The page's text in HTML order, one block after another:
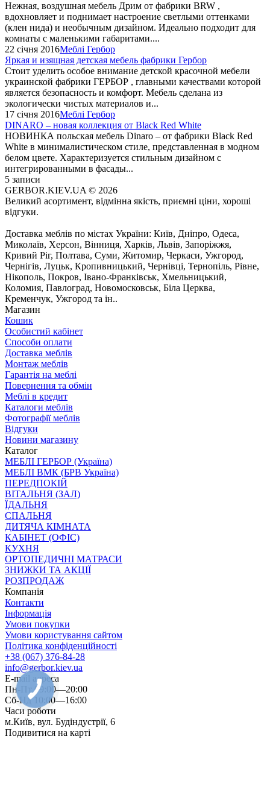
Нежная, воздушная мебель Дрим от фабрики BRW ,
вдохновляет и поднимает настроение светлыми оттенками
(клен нида) и необычным дизайном. Идеально подходит для
комнаты с маленькими габаритами....
22 січня 2016Меблі Гербор
Яркая и изящная детская мебель фабрики Гербор
Стоит уделить особое внимание детской красочной мебели
украинской фабрики ГЕРБОР , главными качествами которой
является безопасность и комфорт. Мебель сделана из
экологически чистых материалов и...
17 січня 2016Меблі Гербор
DINARO – новая коллекция от Black Red White
НОВИНКА польская мебель Dinaro – от фабрики Black Red
White в минималистическом стиле, представленная в модном
белом цвете. Характеризуется стильным дизайном с
интегрированными в фасады...
5 записи
GERBOR.KIEV.UA © 2026
Великий асортимент, відмінна якість, приємні ціни, хороші
відгуки.
Доставка меблів по містах України: Київ, Дніпро, Одеса,
Миколаїв, Херсон, Вінниця, Харків, Львів, Запоріжжя,
Кривий Ріг, Полтава, Суми, Житомир, Черкаси, Ужгород,
Чернігів, Луцьк, Кропивницький, Чернівці, Тернопіль, Рівне,
Нікополь, Покров, Івано-Франківськ, Хмельницький,
Коломия, Павлоград, Новомосковськ, Біла Церква,
Кременчук, Ужгород та ін..
Магазин
Кошик
Особистий кабінет
Способи оплати
Доставка меблів
Монтаж меблів
Гарантія на меблі
Повернення та обмін
Меблі в кредит
Каталоги меблів
Фотографії меблів
Відгуки
Новини магазину
Каталог
МЕБЛІ ГЕРБОР (Україна)
МЕБЛІ ВМК (БРВ Україна)
ПЕРЕДПОКІЙ
ВІТАЛЬНЯ (ЗАЛ)
ЇДАЛЬНЯ
СПАЛЬНЯ
ДИТЯЧА КІМНАТА
КАБІНЕТ (ОФІС)
КУХНЯ
ОРТОПЕДИЧНІ МАТРАСИ
ЗНИЖКИ ТА АКЦІЇ
РОЗПРОДАЖ
Компанія
Контакти
Інформація
Умови покупки
Умови користування сайтом
Політика конфіденційності
+38 (067) 376-84-28
info@gerbor.kiev.ua
E-mail адреса
Пн-Пт 09:00—20:00
Сб-Нд 10:00—16:00
Часи роботи
м.Київ, вул. Будіндустрії, 6
Подивитися на карті